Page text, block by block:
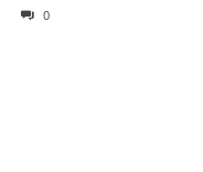
0